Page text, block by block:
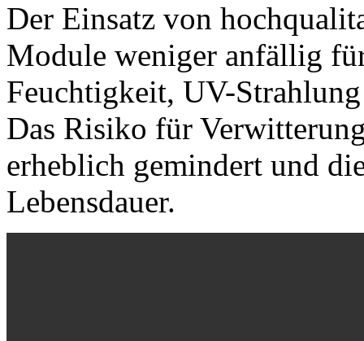
Der Einsatz von
Module weniger anfällig
Feuchtigkeit, UV-
Das Risiko für
erheblich gemindert und
Lebensdauer.